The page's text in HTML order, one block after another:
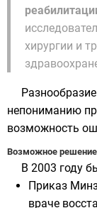
хирургии и
непониманию
возможность
Возможное
В 2003 году
Приказ
враче